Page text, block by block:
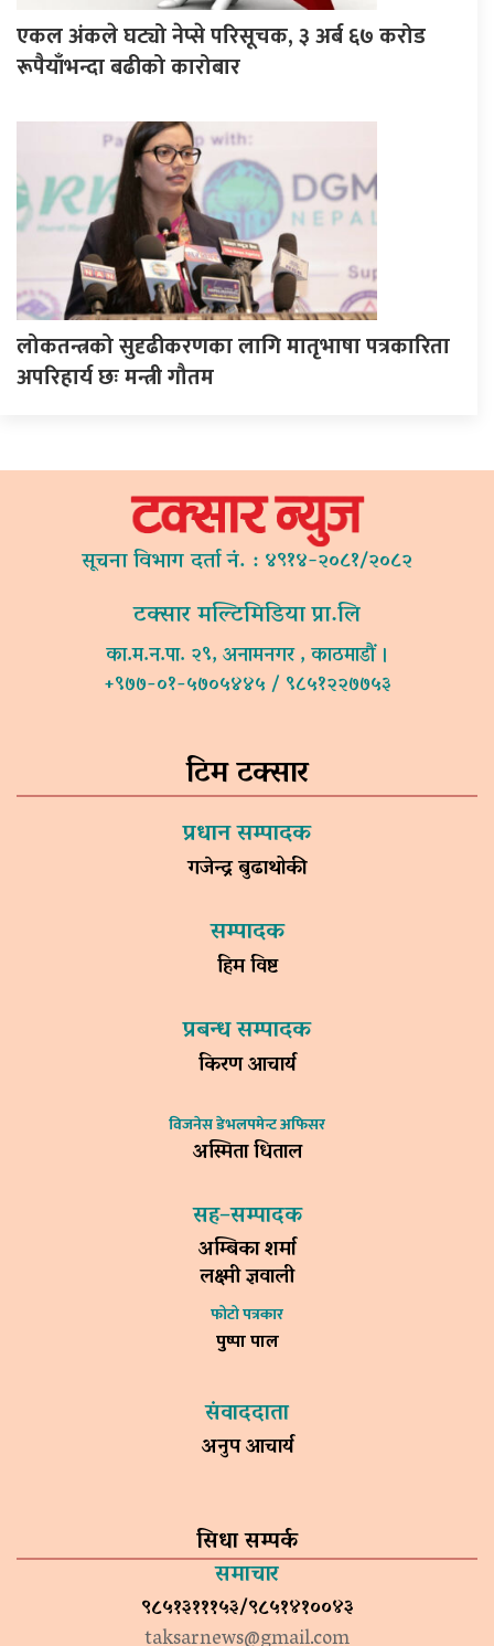
एकल अंकले घट्यो नेप्से परिसूचक, ३ अर्ब ६७ करोड
रूपैयाँभन्दा बढीको कारोबार
लोकतन्त्रको सुदृढीकरणका लागि मातृभाषा पत्रकारिता
अपरिहार्य छः मन्त्री गौतम
सूचना विभाग दर्ता नं. : ४९१४-२०८१/२०८२
टक्सार मल्टिमिडिया प्रा.लि
का.म.न.पा. २९, अनामनगर , काठमाडौं ।
+९७७-०१-५७०५४४५ / ९८५१२२७७५३
टिम टक्सार
प्रधान सम्पादक
गजेन्द्र बुढाथोकी
सम्पादक
हिम विष्ट
प्रबन्ध सम्पादक
किरण आचार्य
विजनेस डेभलपमेन्ट अफिसर
अस्मिता धिताल
सह–सम्पादक
अम्बिका शर्मा
लक्ष्मी ज्ञवाली
फोटो पत्रकार
पुष्पा पाल
संवाददाता
अनुप आचार्य
सिधा सम्पर्क
समाचार
९८५१३१११५३/९८५१४१००४३